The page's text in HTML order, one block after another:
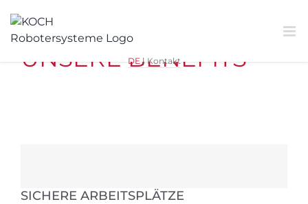
Inhalt
springen
DE| Kontakt
UNSERE BENEFITS
SICHERE ARBEITSPLÄTZE